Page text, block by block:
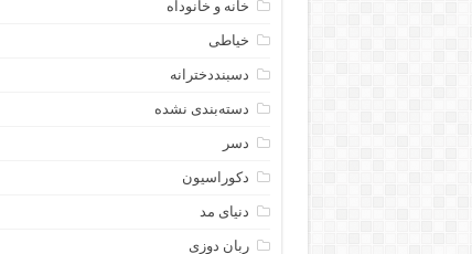
خانه و خانوداه
خیاطی
دسبنددخترانه
دسته‌بندی نشده
دسر
دکوراسیون
دنیای مد
ربان دوزی